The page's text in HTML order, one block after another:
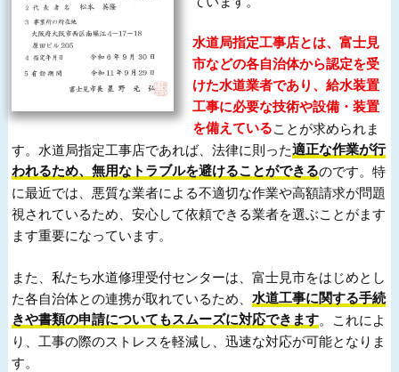
水道局指定工事店とは、富士見
市などの各自治体から認定を受
けた水道業者であり、給水装置
工事に必要な技術や設備・装置
を備えていることが求められま
す。水道局指定工事店であれば、法律に則った適正な作業が行
われるため、無用なトラブルを避けることができるのです。特
に最近では、悪質な業者による不適切な作業や高額請求が問題
視されているため、安心して依頼できる業者を選ぶことがます
ます重要になっています。
また、私たち水道修理受付センターは、富士見市をはじめとし
た各自治体との連携が取れているため、水道工事に関する手続
きや書類の申請についてもスムーズに対応できます。これによ
り、工事の際のストレスを軽減し、迅速な対応が可能となりま
す。